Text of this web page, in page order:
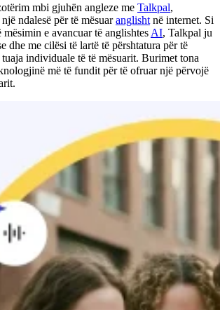
mbi gjuhën angleze me Talkpal,
ndalesë për të mësuaranglisht në internet. Si
e avancuar të anglishtes AI, Talkpal ju
dhe me cilësi të lartë të përshtatura për të
individuale të të mësuarit. Burimet tona
më të fundit për të ofruar një përvojë